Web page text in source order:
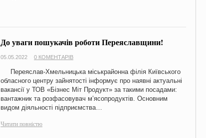
До уваги пошукачів роботи Переяславщини!
05.05.2022 0 КОМЕНТАРІВ
Переяслав-Хмельницька міськрайонна філія Київського
обласного центру зайнятості інформує про наявні актуальні
вакансії у ТОВ «Бізнес Міт Продукт» за такими посадами:
вантажник та розфасовувач м’ясопродуктів. Основним
видом діяльності підприємства…
Читати повністю